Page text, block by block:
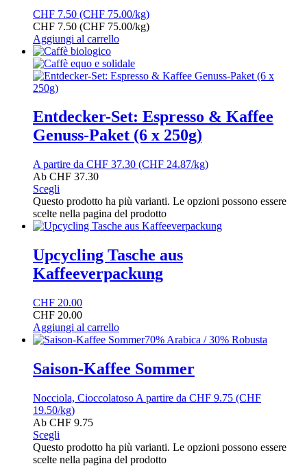
CHF 7.50 (CHF 75.00/kg)
CHF 7.50 (CHF 75.00/kg)
Aggiungi al carrello
Entdecker-Set: Espresso & Kaffee
Genuss-Paket (6 x 250g)
A partire da CHF 37.30 (CHF 24.87/kg)
Ab CHF 37.30
Scegli
Questo prodotto ha più varianti. Le opzioni possono essere
scelte nella pagina del prodotto
Upcycling Tasche aus
Kaffeeverpackung
CHF 20.00
CHF 20.00
Aggiungi al carrello
70% Arabica / 30% Robusta
Saison-Kaffee Sommer
Nocciola, Cioccolatoso A partire da CHF 9.75 (CHF
19.50/kg)
Ab CHF 9.75
Scegli
Questo prodotto ha più varianti. Le opzioni possono essere
scelte nella pagina del prodotto